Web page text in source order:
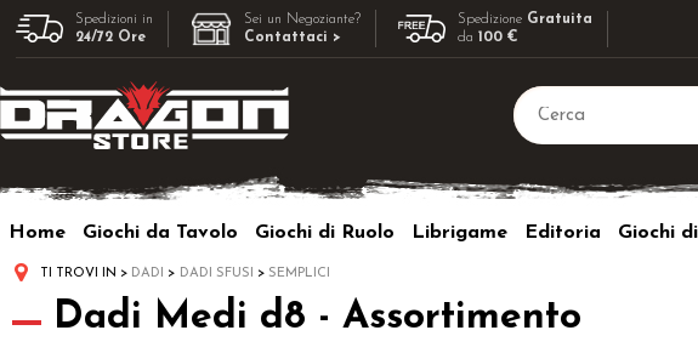
Spedizioni in
24/72 Ore
Sei un Negoziante?
Contattaci >
Spedizione Gratuita
da100 €
Home Giochi da Tavolo Giochi di Ruolo Librigame Editoria Giochi
TI TROVI IN DADI DADI SFUSI SEMPLICI
Dadi Medi d8 - Assortimento